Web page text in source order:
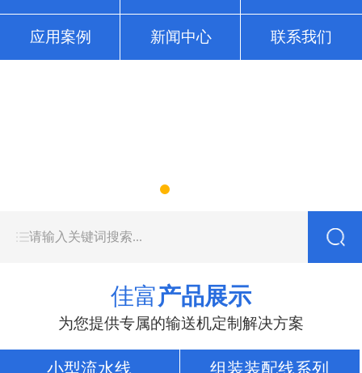
应用案例 新闻中心 联系我们
佳富产品展示
为您提供专属的输送机定制解决方案
小型流水线 组装装配线系列